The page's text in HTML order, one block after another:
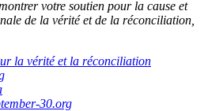
votre soutien pour la cause et
de la vérité et de la réconciliation,
la vérité et la réconciliation
30.org